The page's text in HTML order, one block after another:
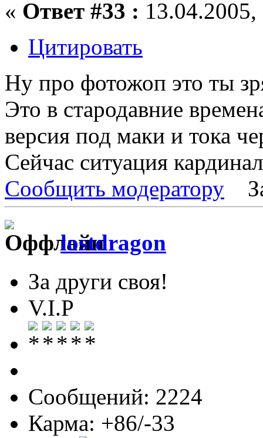
« Ответ #33 :
Цитировать
Ну про фотожоп это ты
Это в стародавние
версия под маки и тока
Сейчас ситуация
Сообщить модератору
lostdragon
За други своя!
V.I.P
Сообщений: 2224
Карма: +86/-33